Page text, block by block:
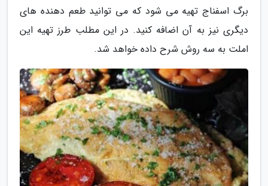
برگ اسفناج تهیه می شود که می توانید طعم دهنده های
دیگری نیز به آن اضافه کنید. در این مطلب طرز تهیه این
املت به سه روش شرح داده خواهد شد.